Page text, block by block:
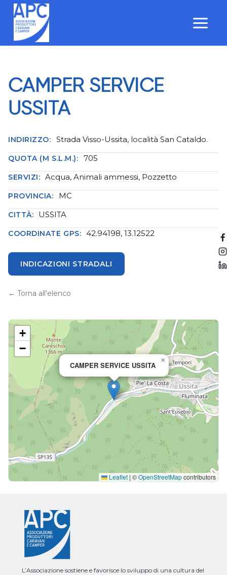
Salta
contenuto
CAMPER SERVICE
USSITA
INDIRIZZO: Strada Visso-Ussita, località San Cataldo.
QUOTA (M S.L.M.): 705
SERVIZI: Acqua, Animali ammessi, Pozzetto
PROVINCIA: MC
CITTÀ: USSITA
COORDINATE GPS: 42.94198, 13.12522
INDICAZIONI STRADALI
← Torna all'elenco
CAMPER SERVICE USSITA
×
+
−
Leaflet | ©OpenStreetMapcontributors
L’Associazione sostiene e favorisce lo sviluppo di una cultura del